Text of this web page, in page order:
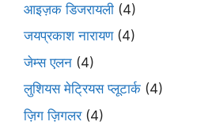
आइज़क डिजरायली (4)
जयप्रकाश नारायण(4)
जेम्स एलन (4)
लुशियस मेट्रियस प्लूटार्क (4)
ज़िग ज़िगलर(4)